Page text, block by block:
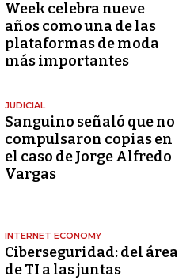
Week celebra nueve
años como una de las
plataformas de moda
más importantes
JUDICIAL
Sanguino señaló que no
compulsaron copias en
el caso de Jorge Alfredo
Vargas
INTERNET ECONOMY
Ciberseguridad: del área
de TI a las juntas